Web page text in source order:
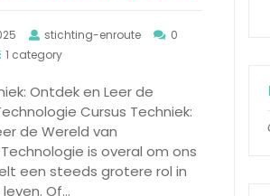
stichting-enroute
0
1 category
Ontdek en Leer de
Cursus Techniek:
de Wereld van
is overal om ons
een steeds grotere rol in
Of…